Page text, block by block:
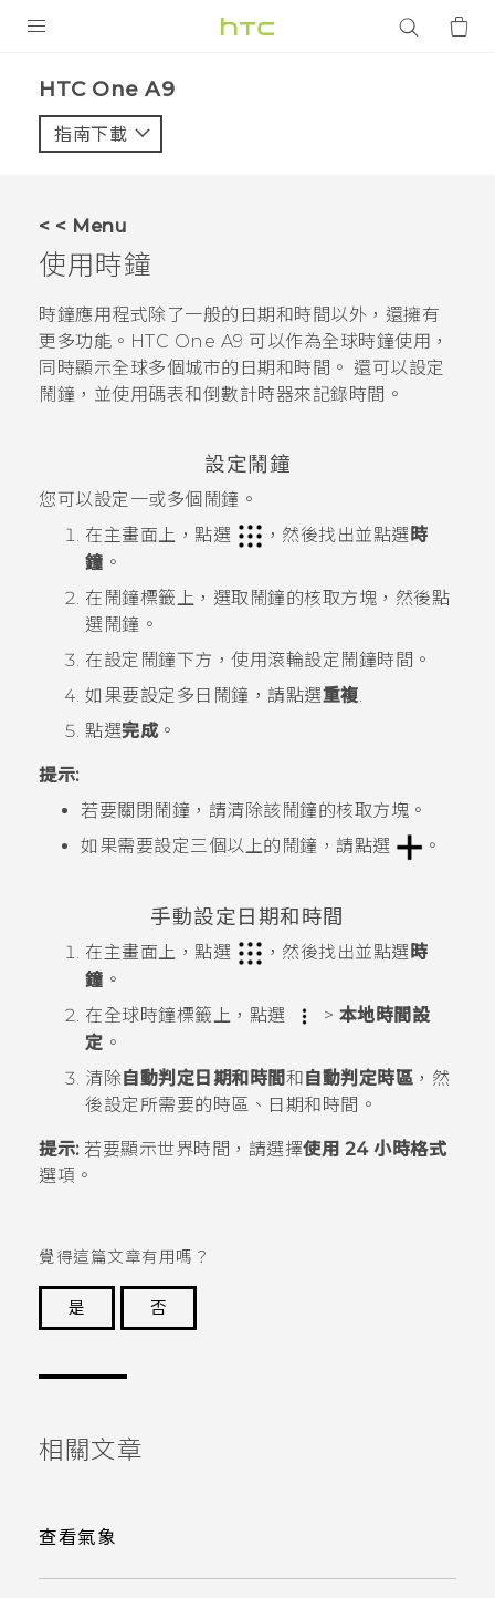
VIVE
應用程式
支援服務
HTC One A9‎
指南下載
< < Menu
使用時鐘
時鐘應用程式除了一般的日期和時間以外，還擁有
更多功能。 HTC One A9 可以作為全球時鐘使用，
同時顯示全球多個城市的日期和時間。 還可以設定
鬧鐘，並使用碼表和倒數計時器來記錄時間。
設定鬧鐘
您可以設定一或多個鬧鐘。
在主畫面上，點選 ，然後找出並點選時
鐘 。
在 鬧鐘標籤上，選取鬧鐘的核取方塊，然後點
選鬧鐘。
在設定鬧鐘下方，使用滾輪設定鬧鐘時間。
如果要設定多日鬧鐘，請點選重複.
點選完成。
提示:
若要關閉鬧鐘，請清除該鬧鐘的核取方塊。
如果需要設定三個以上的鬧鐘，請點選
。
手動設定日期和時間
在主畫面上，點選 ，然後找出並點選時
鐘 。
在全球時鐘標籤上，點選 > 本地時間設
定 。
清除 自動判定日期和時間和 自動判定時區 ，然
後設定所需要的時區、日期和時間。
提示:若要顯示世界時間，請選擇使用 24 小時格式
選項。
覺得這篇文章有用嗎？
是
否
相關文章
查看氣象